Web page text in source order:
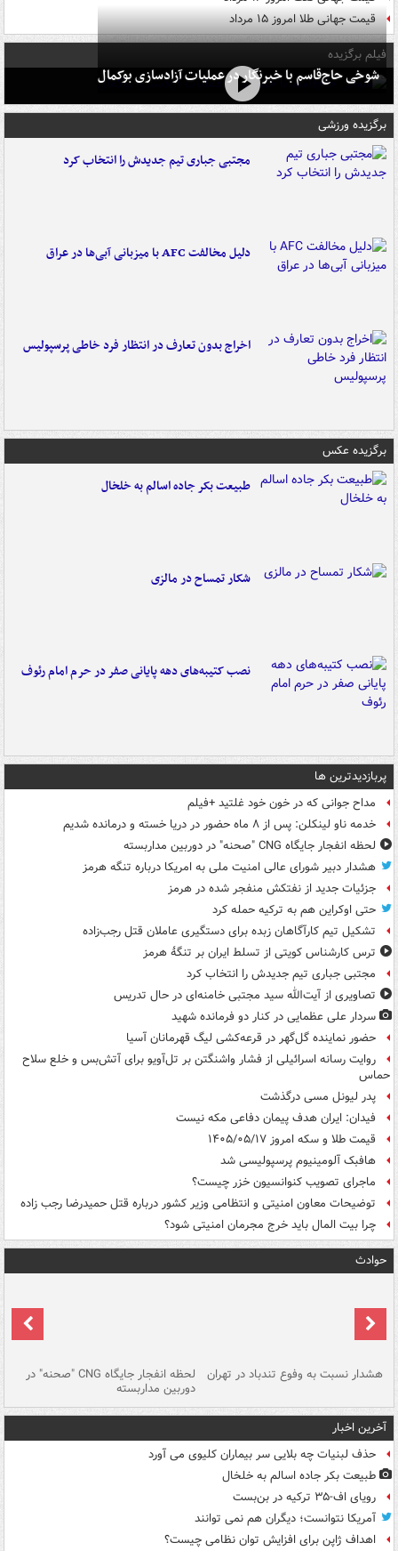
قیمت جهانی طلا امروز ۱۵ مرداد
فیلم برگزیده
شوخی حاج‌قاسم با خبرنگار در عملیات آزادسازی بوکمال
برگزیده ورزشی
مجتبی جباری تیم جدیدش را انتخاب کرد
دلیل مخالفت AFC با میزبانی آبی‌ها در عراق
اخراج بدون تعارف در انتظار فرد خاطی پرسپولیس
برگزیده عکس
طبیعت بکر جاده اسالم به خلخال
شکار تمساح در مالزی
نصب کتیبه‌های دهه پایانی صفر در حرم امام رئوف
پربازدیدترین ها
مداح جوانی که در خون خود غلتید +فیلم
خدمه ناو لینکلن: پس از ۸ ماه حضور در دریا خسته و درمانده‌ شدیم
لحظه انفجار جایگاه CNG "صحنه" در دوربین مداربسته
هشدار دبیر شورای عالی امنیت ملی به امریکا درباره تنگه هرمز
جزئیات جدید از نفتکش منفجر شده در هرمز
حتی اوکراین هم به ترکیه حمله کرد
تشکیل تیم کارآگاهان زبده برای دستگیری عاملان قتل رجب‌زاده
ترس کارشناس کویتی از تسلط ایران بر تنگۀ هرمز
مجتبی جباری تیم جدیدش را انتخاب کرد
تصاویری از آیت‌الله سید مجتبی خامنه‌ای در حال تدریس
سردار علی عظمایی در کنار دو فرمانده شهید
حضور نماینده گل‌گهر در قرعه‌کشی لیگ قهرمانان آسیا
روایت رسانه اسرائیلی از فشار واشنگتن بر تل‌آویو برای آتش‌بس و خلع سلاح
حماس
پدر لیونل مسی درگذشت
فیدان: ایران هدف پیمان دفاعی مکه نیست
قیمت طلا و سکه امروز ۱۴۰۵/۰۵/۱۷
هافبک آلومینیوم پرسپولیسی شد
ماجرای تصویب کنوانسیون خزر چیست؟
توضیحات معاون امنیتی و انتظامی وزیر کشور درباره قتل حمیدرضا رجب زاده
چرا بیت المال باید خرج مجرمان امنیتی شود؟
حوادث
هشدار نسبت به وفوع تندباد در تهران لحظه انفجار جایگاه CNG "صحنه" در
دوربین مداربسته
آخرین اخبار
حذف لبنیات چه بلایی سر بیماران کلیوی می آورد
طبیعت بکر جاده اسالم به خلخال
رویای اف-۳۵ ترکیه در بن‌بست
آمریکا نتوانست؛ دیگران هم نمی توانند
اهداف ژاپن برای افزایش توان نظامی چیست؟